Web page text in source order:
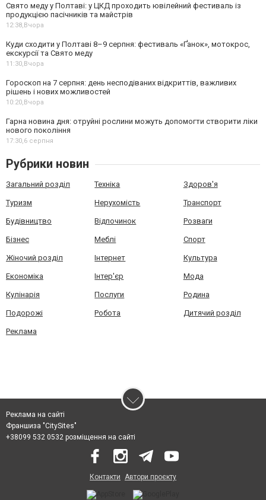
Свято меду у Полтаві: у ЦКД проходить ювілейний фестиваль із
продукцією пасічників та майстрів
12:38, Вчора
Куди сходити у Полтаві 8–9 серпня: фестиваль «Ґанок», мотокрос,
екскурсії та Свято меду
11:30, Вчора
Гороскоп на 7 серпня: день несподіваних відкриттів, важливих
рішень і нових можливостей
10:20, Вчора
Гарна новина дня: отруйні рослини можуть допомогти створити ліки
нового покоління
17:30, 6 серпня
Рубрики новин
Загальний розділ Техніка Здоров'я
Туризм Нерухомість Транспорт
Будівництво Відпочинок Розваги
Бізнес Меблі Спорт
Жіночий розділ Інтернет Культура
Економіка Інтер'єр Мода
Кулінарія Послуги Родина
Подорожі Робота Дитячий розділ
Реклама
Реклама на сайті
Франшиза "CitySites"
+38099 532 0532 розміщення на сайті
Контакти Автори проєкту